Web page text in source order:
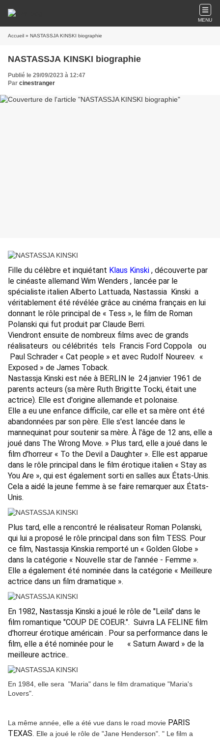
MENU
Accueil » NASTASSJA KINSKI biographie
NASTASSJA KINSKI biographie
Publié le 29/09/2023 à 12:47
Par cinestranger
Fille du célèbre et inquiétant Klaus Kinski , découverte par
le cinéaste allemand Wim Wenders , lancée par le
spécialiste italien Alberto Lattuada, Nastassia Kinski a
véritablement été révélée grâce au cinéma français en lui
donnant le rôle principal de « Tess », le film de Roman
Polanski qui fut produit par Claude Berri.
Viendront ensuite de nombreux films avec de grands
réalisateurs ou célébrités tels Francis Ford Coppola ou
Paul Schrader « Cat people » et avec Rudolf Noureev. «
Exposed » de James Toback.
Nastassja Kinski est née à BERLIN le 24 janvier 1961 de
parents acteurs (sa mère Ruth Brigitte Tocki, était une
actrice). Elle est d'origine allemande et polonaise.
Elle a eu une enfance difficile, car elle et sa mère ont été
abandonnées par son père. Elle s'est lancée dans le
mannequinat pour soutenir sa mère. À l'âge de 12 ans, elle a
joué dans The Wrong Move. » Plus tard, elle a joué dans le
film d'horreur « To the Devil a Daughter ». Elle est apparue
dans le rôle principal dans le film érotique italien « Stay as
You Are », qui est également sorti en salles aux États-Unis.
Cela a aidé la jeune femme à se faire remarquer aux États-
Unis.
Plus tard, elle a rencontré le réalisateur Roman Polanski,
qui lui a proposé le rôle principal dans son film TESS. Pour
ce film, Nastassja Kinskia remporté un « Golden Globe »
dans la catégorie « Nouvelle star de l'année - Femme ».
Elle a également été nominée dans la catégorie « Meilleure
actrice dans un film dramatique ».
En 1982, Nastassja Kinski a joué le rôle de "Leila" dans le
film romantique "COUP DE COEUR.". Suivra LA FELINE film
d'horreur érotique américain . Pour sa performance dans le
film, elle a été nominée pour le « Saturn Award » de la
meilleure actrice..
En 1984, elle sera "Maria" dans le film dramatique "Maria's
Lovers".
La même année, elle a été vue dans le road movie PARIS
TEXAS . Elle a joué le rôle de "Jane Henderson". " Le film a